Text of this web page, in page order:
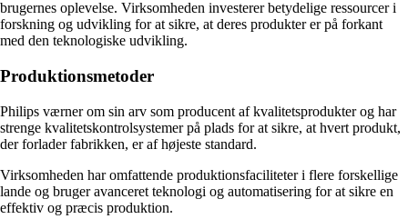
brugernes oplevelse. Virksomheden investerer betydelige ressourcer i
forskning og udvikling for at sikre, at deres produkter er på forkant
med den teknologiske udvikling.
Produktionsmetoder
Philips værner om sin arv som producent af kvalitetsprodukter og har
strenge kvalitetskontrolsystemer på plads for at sikre, at hvert produkt,
der forlader fabrikken, er af højeste standard.
Virksomheden har omfattende produktionsfaciliteter i flere forskellige
lande og bruger avanceret teknologi og automatisering for at sikre en
effektiv og præcis produktion.